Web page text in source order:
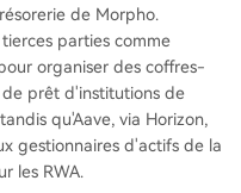
de Morpho.
parties comme
organiser des coffres-
prêt d'institutions de
qu'Aave, via Horizon,
gestionnaires d'actifs de la
les RWA.